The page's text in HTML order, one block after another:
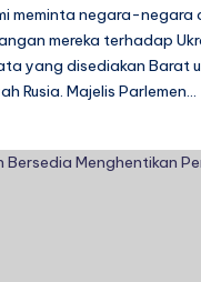
meminta negara-
mereka terhadap
yang disediakan Barat
Rusia. Majelis Parlemen…